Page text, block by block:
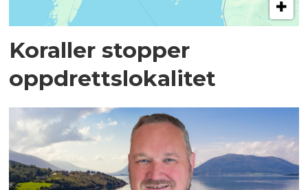
Koraller stopper
oppdrettslokalitet